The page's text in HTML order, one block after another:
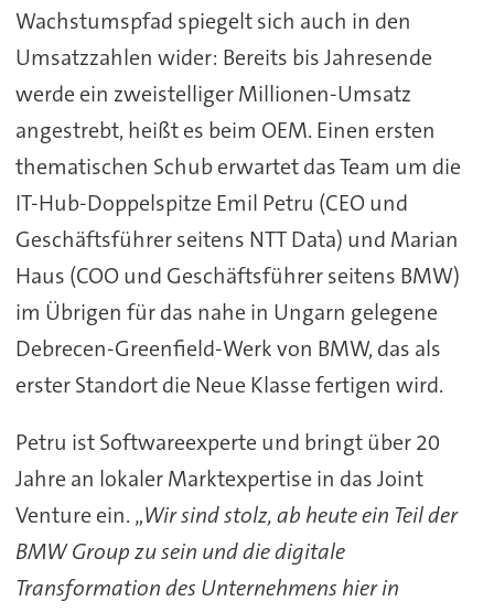
Wachstumspfad spiegelt sich auch in den
Umsatzzahlen wider: Bereits bis Jahresende
werde ein zweistelliger Millionen-Umsatz
angestrebt, heißt es beim OEM. Einen ersten
thematischen Schub erwartet das Team um die
IT-Hub-Doppelspitze Emil Petru (CEO und
Geschäftsführer seitens NTT Data) und Marian
Haus (COO und Geschäftsführer seitens BMW)
im Übrigen für das nahe in Ungarn gelegene
Debrecen-Greenfield-Werk von BMW, das als
erster Standort die Neue Klasse fertigen wird.
Petru ist Softwareexperte und bringt über 20
Jahre an lokaler Marktexpertise in das Joint
Venture ein. „Wir sind stolz, ab heute ein Teil der
BMW Group zu sein und die digitale
Transformation des Unternehmens hier in